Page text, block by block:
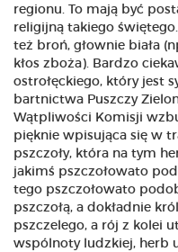
regionu. To mają być
religijną takiego
też broń, głownie biała
kłos zboża). Bardzo
ostrołęckiego, który jest
bartnictwa Puszczy
Wątpliwości Komisji
pięknie wpisująca się w
pszczoły, która na tym
jakimś pszczołowato
tego pszczołowato
pszczołą, a dokładnie
pszczelego, a rój z kolei
wspólnoty ludzkiej, herb